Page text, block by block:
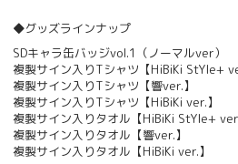
◆グッズラインナップ
SDキャラ缶バッジvol.1（ノーマルver）
複製サイン入りTシャツ【HiBiKi StYle+
複製サイン入りTシャツ【響ver.】
複製サイン入りTシャツ【HiBiKi ver.】
複製サイン入りタオル【HiBiKi StYle+
複製サイン入りタオル【響ver.】
複製サイン入りタオル【HiBiKi ver.】